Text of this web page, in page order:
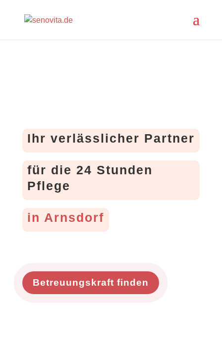
Ihr verlässlicher Partner
für die 24 Stunden
Pflege
in Arnsdorf
Betreuungskraft finden